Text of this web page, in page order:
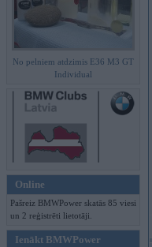
No pelniem atdzimis E36 M3 GT
Individual
Online
Pašreiz BMWPower skatās 85 viesi
un 2 reģistrēti lietotāji.
Ienākt BMWPower